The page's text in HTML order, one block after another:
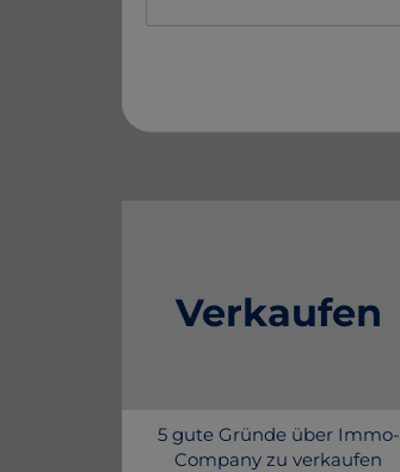
Verkaufen
5 gute Gründe über Immo-
Company zu verkaufen